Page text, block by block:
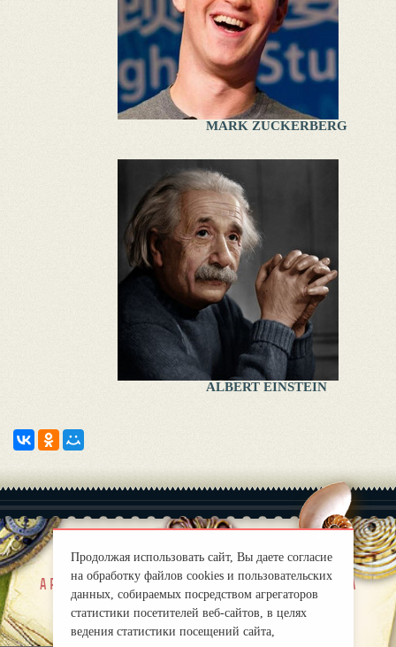
MARK ZUCKERBERG
ALBERT EINSTEIN
a propos de nous |
Правила
mirprognoz@mail.ru
Продолжая использовать сайт, Вы даете согласие
на обработку файлов cookies и пользовательских
данных, собираемых посредством агрегаторов
статистики посетителей веб-сайтов, в целях
ведения статистики посещений сайта,